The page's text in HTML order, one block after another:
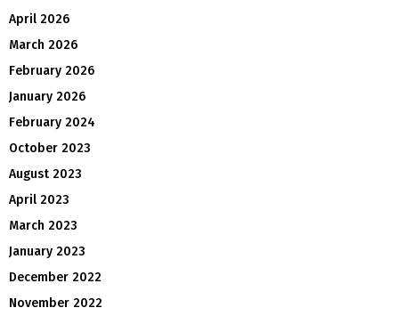
April 2026
March 2026
February 2026
January 2026
February 2024
October 2023
August 2023
April 2023
March 2023
January 2023
December 2022
November 2022